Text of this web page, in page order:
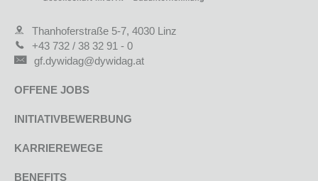
Thanhoferstraße 5-7, 4030 Linz
+43 732 / 38 32 91 - 0
gf.dywidag@dywidag.at
OFFENE JOBS
INITIATIVBEWERBUNG
KARRIEREWEGE
BENEFITS